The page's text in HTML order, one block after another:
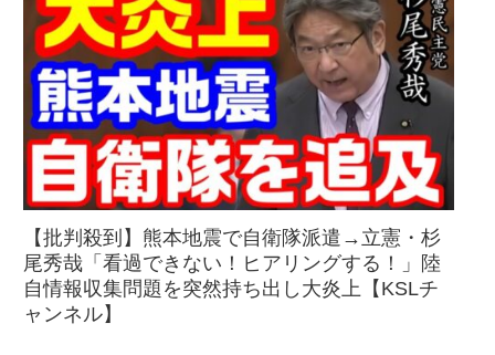
【批判殺到】熊本地震で自衛隊派遣→立憲・杉
尾秀哉「看過できない！ヒアリングする！」陸
自情報収集問題を突然持ち出し大炎上【KSLチ
ャンネル】